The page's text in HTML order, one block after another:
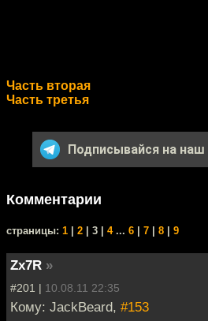
Часть вторая
Часть третья
Подписывайся на наш
Комментарии
cтраницы: 1 2 | 3 | 4... 6 7 8 9
Zx7R »
#201 | 10.08.11 22:35
Кому: JackBeard, #153